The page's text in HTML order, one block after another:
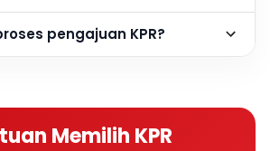
pengajuan KPR?
Memilih KPR